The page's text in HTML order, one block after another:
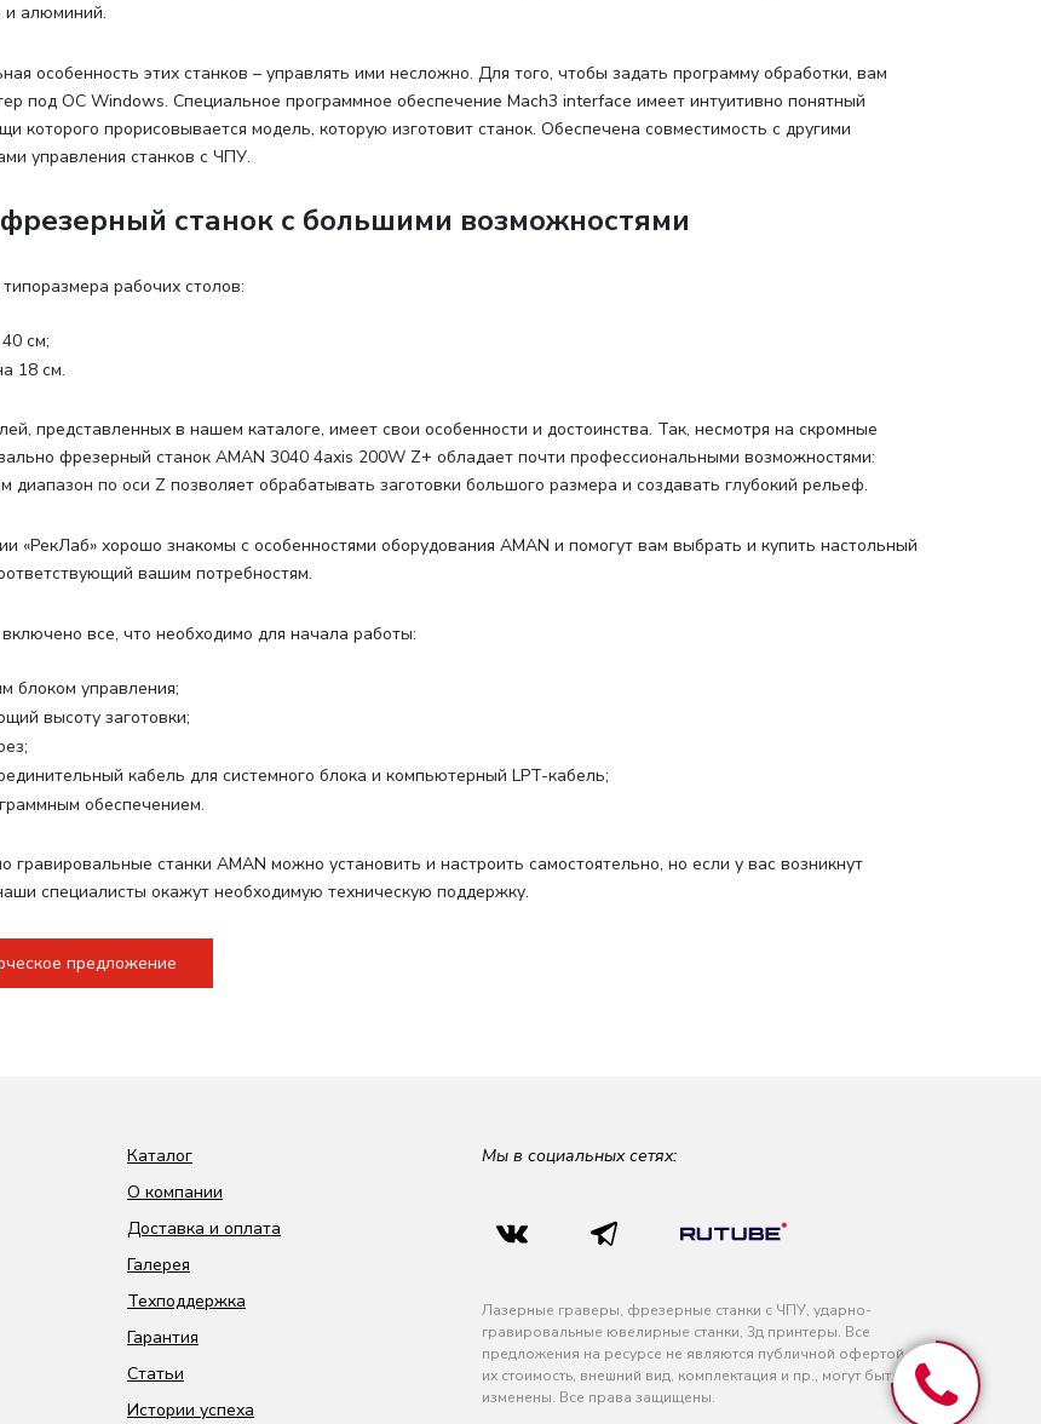
и алюминий.
особенность этих станков – управлять ими несложно. Для того, чтобы задать программу обработки, вам
под ОС Windows. Специальное программное обеспечение Mach3 interface имеет интуитивно понятный
которого прорисовывается модель, которую изготовит станок. Обеспечена совместимость с другими
управления станков с ЧПУ.
станок с большими возможностями
рабочих столов:
см;
18 см.
представленных в нашем каталоге, имеет свои особенности и достоинства. Так, несмотря на скромные
фрезерный станок AMAN 3040 4axis 200W Z+ обладает почти профессиональными возможностями:
диапазон по оси Z позволяет обрабатывать заготовки большого размера и создавать глубокий рельеф.
«РекЛаб» хорошо знакомы с особенностями оборудования AMAN и помогут вам выбрать и купить настольный
вашим потребностям.
все, что необходимо для начала работы:
блоком управления;
высоту заготовки;
кабель для системного блока и компьютерный LPT-кабель;
обеспечением.
гравировальные станки AMAN можно установить и настроить самостоятельно, но если у вас возникнут
специалисты окажут необходимую техническую поддержку.
предложение
Каталог
О компании
Доставка и оплата
Галерея
Техподдержка
Гарантия
Статьи
Истории успеха
Мы в социальных сетях:
Лазерные граверы, фрезерные станки с ЧПУ, ударно-
гравировальные ювелирные станки, 3д принтеры. Все
предложения на ресурсе не являются публичной офертой
их стоимость, внешний вид, комплектация и пр., могут быть
изменены. Все права защищены.